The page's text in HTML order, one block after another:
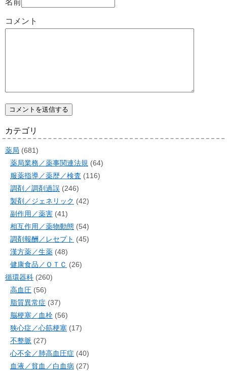
名前
コメント
カテゴリ
薬局 (681)
薬局業務／薬事関連法規 (64)
服薬指導／薬歴／検査 (116)
調剤／調剤過誤 (246)
製剤／ジェネリック (42)
副作用／薬害 (41)
相互作用／薬物動態 (54)
調剤報酬／レセプト (45)
漢方薬／生薬 (48)
健康食品／ＯＴＣ (26)
循環器科 (260)
高血圧 (56)
脂質異常症 (37)
脳梗塞／血栓 (56)
狭心症／心筋梗塞 (17)
不整脈 (27)
心不全／肺高血圧症 (40)
血液／貧血／白血病 (27)